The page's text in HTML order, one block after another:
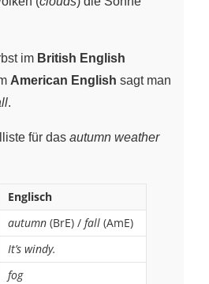
im British English
American English sagt man
.
für das autumn weather
Englisch
autumn (BrE) / fall (AmE)
It’s windy.
fog